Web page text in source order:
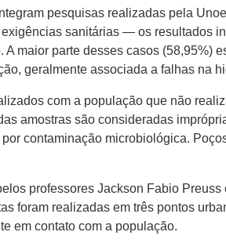
pesquisas realizadas pela
sanitárias — os resultados
A maior parte desses casos (58,95%)
geralmente associada a falhas na
com a população que não
amostras são consideradas
contaminação microbiológica.
professores Jackson Fabio
foram realizadas em três pontos
em contato com a população.